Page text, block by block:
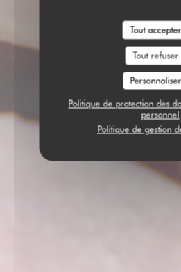
Tout accepter
Tout refuser
Personnaliser
Politique de protection des
personnel
Politique de gestion